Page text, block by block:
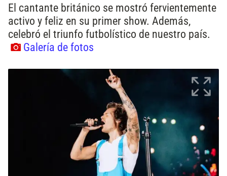
El cantante británico se mostró fervientemente
activo y feliz en su primer show. Además,
celebró el triunfo futbolístico de nuestro país.
Galería de fotos